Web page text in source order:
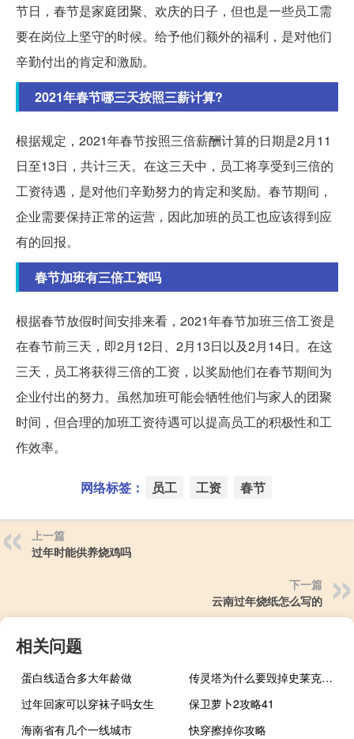
节日，春节是家庭团聚、欢庆的日子，但也是一些员工需
要在岗位上坚守的时候。给予他们额外的福利，是对他们
辛勤付出的肯定和激励。
2021年春节哪三天按照三薪计算?
根据规定，2021年春节按照三倍薪酬计算的日期是2月11
日至13日，共计三天。在这三天中，员工将享受到三倍的
工资待遇，是对他们辛勤努力的肯定和奖励。春节期间，
企业需要保持正常的运营，因此加班的员工也应该得到应
有的回报。
春节加班有三倍工资吗
根据春节放假时间安排来看，2021年春节加班三倍工资是
在春节前三天，即2月12日、2月13日以及2月14日。在这
三天，员工将获得三倍的工资，以奖励他们在春节期间为
企业付出的努力。虽然加班可能会牺牲他们与家人的团聚
时间，但合理的加班工资待遇可以提高员工的积极性和工
作效率。
网络标签： 员工 工资 春节
上一篇
过年时能供养烧鸡吗
下一篇
云南过年烧纸怎么写的
相关问题
蛋白线适合多大年龄做
传灵塔为什么要毁掉史莱克学院
过年回家可以穿袜子吗女生
保卫萝卜2攻略41
海南省有几个一线城市
快穿擦掉你攻略